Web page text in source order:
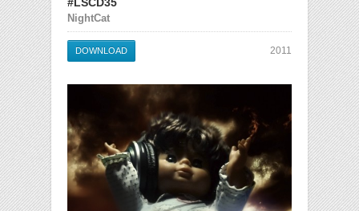
#LSCD35
NightCat
DOWNLOAD 2011